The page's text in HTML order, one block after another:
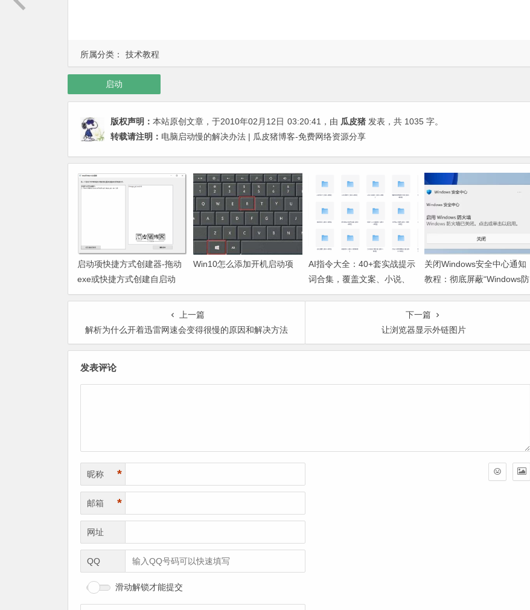
所属分类： 技术教程
启动
版权声明： 本站原创文章，于2010年02月12日 03:20:41 ，由 瓜皮猪 发表，共 1035 字。
转载请注明： 电脑启动慢的解决办法 | 瓜皮猪博客-免费网络资源分享
启动项快捷方式创建器-拖动
exe或快捷方式创建自启动
Win10怎么添加开机启动项
AI指令大全：40+套实战提示
词合集，覆盖文案、小说、
运营全场景
关闭Windows安全中心通知
教程：彻底屏蔽“Windows防
火墙已关闭”弹窗
上一篇
解析为什么开着迅雷网速会变得很慢的原因和解决方法
下一篇
让浏览器显示外链图片
发表评论
昵称 *
邮箱 *
网址
QQ
滑动解锁才能提交